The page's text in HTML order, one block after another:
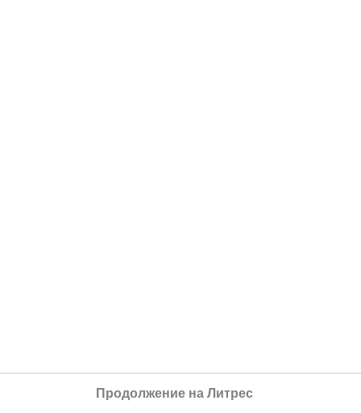
Продолжение на Литрес